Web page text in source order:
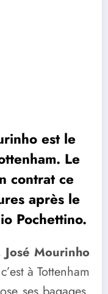
est le
Le
contrat ce
après le
Pochettino.
José Mourinho
à Tottenham